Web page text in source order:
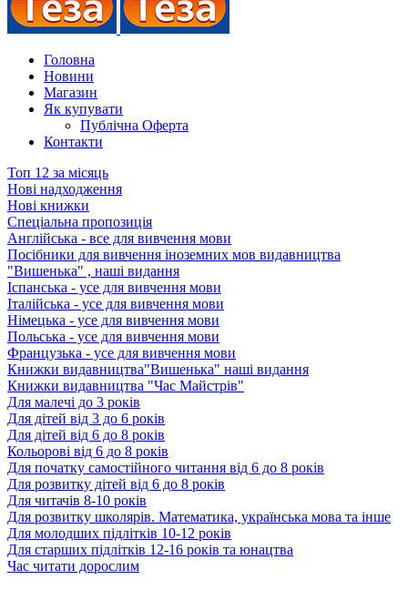
Головна
Новини
Магазин
Як купувати
Публічна Оферта
Контакти
Топ 12 за місяць
Нові надходження
Нові книжки
Спеціальна пропозиція
Англійська - все для вивчення мови
Посібники для вивчення іноземних мов видавництва
"Вишенька" , наші видання
Іспанська - усе для вивчення мови
Італійська - усе для вивчення мови
Німецька - усе для вивчення мови
Польська - усе для вивчення мови
Французька - усе для вивчення мови
Книжки видавництва"Вишенька" наші видання
Книжки видавництва "Час Майстрів"
Для малечі до 3 років
Для дітей від 3 до 6 років
Для дітей від 6 до 8 років
Кольорові від 6 до 8 років
Для початку самостійного читання від 6 до 8 років
Для розвитку дітей від 6 до 8 років
Для читачів 8-10 років
Для розвитку школярів. Математика, українська мова та інше
Для молодших підлітків 10-12 років
Для старших підлітків 12-16 років та юнацтва
Час читати дорослим